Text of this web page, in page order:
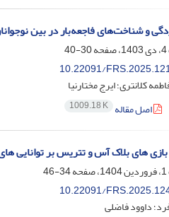
و شناخت‌های فاجعه‌بار در بین
30-40
10.22091/
کلانتری؛ ایرج مختارنیا
اصل مقاله 1009.18 K
بازی های بلاک آس و تتریس بر
34-46
10.22091/
داوود فاضلی